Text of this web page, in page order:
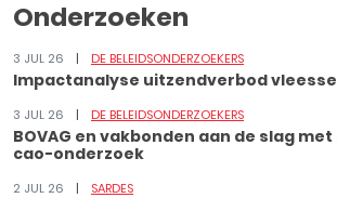
Onderzoeken
3 JUL 26 DE BELEIDSONDERZOEKERS
Impactanalyse uitzendverbod
3 JUL 26 DE BELEIDSONDERZOEKERS
BOVAG en vakbonden aan de slag
cao-onderzoek
2 JUL 26 SARDES